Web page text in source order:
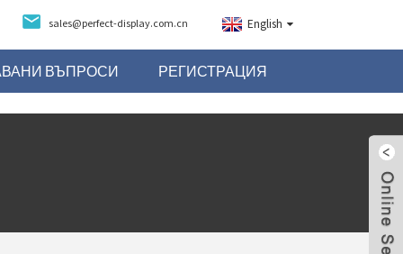
sales@perfect-display.com.cn English
ВЪПРОСИ РЕГИСТРАЦИЯ